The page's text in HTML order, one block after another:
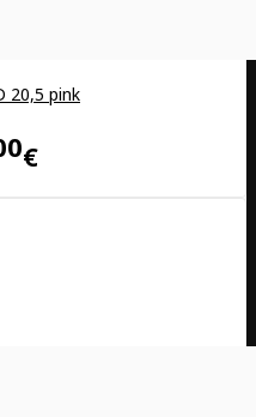
20,5 pink
€